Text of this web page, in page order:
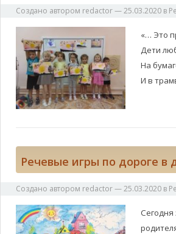
Создано автором redactor—25.03.2020 в
«… Это
Дети
На
И в
Речевые игры по дороге в
Создано автором redactor—25.03.2020 в
Сегодня